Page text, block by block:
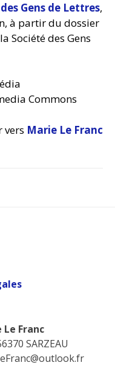
Gens de Lettres,
à partir du dossier
Société des Gens
Commons
vers Marie Le Franc
Franc
SARZEAU